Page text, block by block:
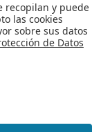
del 30 de mayo de
del 23 de febrero de